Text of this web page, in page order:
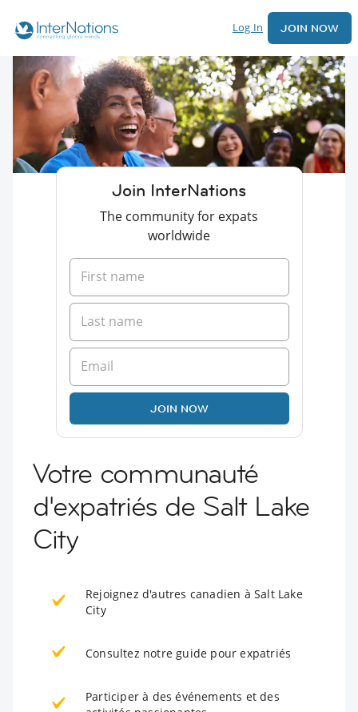
Log In JOIN NOW
Join InterNations
The community for expats
worldwide
JOIN NOW
Votre communauté
d'expatriés de Salt Lake
City
Rejoignez d'autres canadien à Salt Lake
City
Consultez notre guide pour expatriés
Participer à des événements et des